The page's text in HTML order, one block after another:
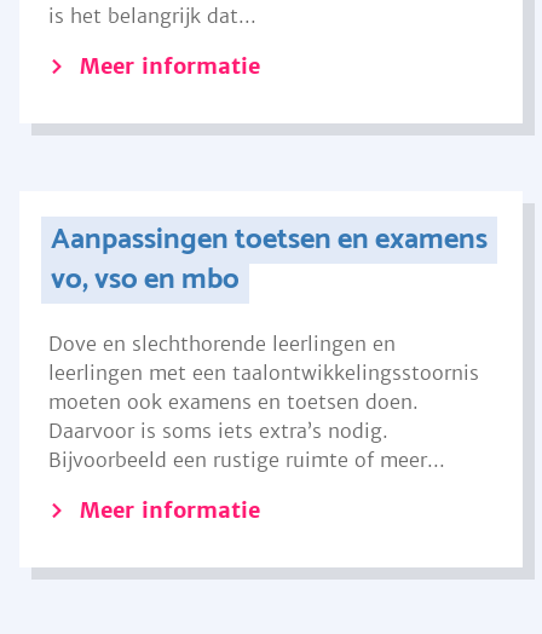
is het belangrijk dat...
Meer informatie
Aanpassingen toetsen en examens
vo, vso en mbo
Dove en slechthorende leerlingen en
leerlingen met een taalontwikkelingsstoornis
moeten ook examens en toetsen doen.
Daarvoor is soms iets extra’s nodig.
Bijvoorbeeld een rustige ruimte of meer...
Meer informatie